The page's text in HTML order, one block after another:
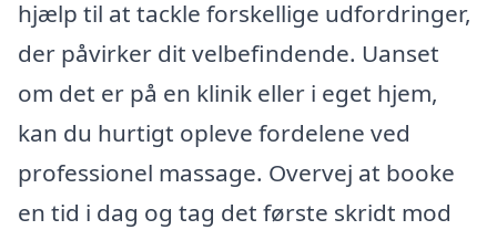
hjælp til at tackle forskellige udfordringer,
der påvirker dit velbefindende. Uanset
om det er på en klinik eller i eget hjem,
kan du hurtigt opleve fordelene ved
professionel massage. Overvej at booke
en tid i dag og tag det første skridt mod